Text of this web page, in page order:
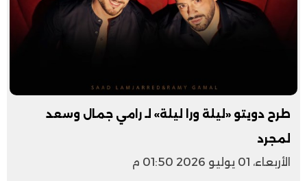
طرح دويتو «ليلة ورا ليلة» لـ رامي جمال وسعد
لمجرد
الأربعاء، 01 يوليو 2026 01:50 م